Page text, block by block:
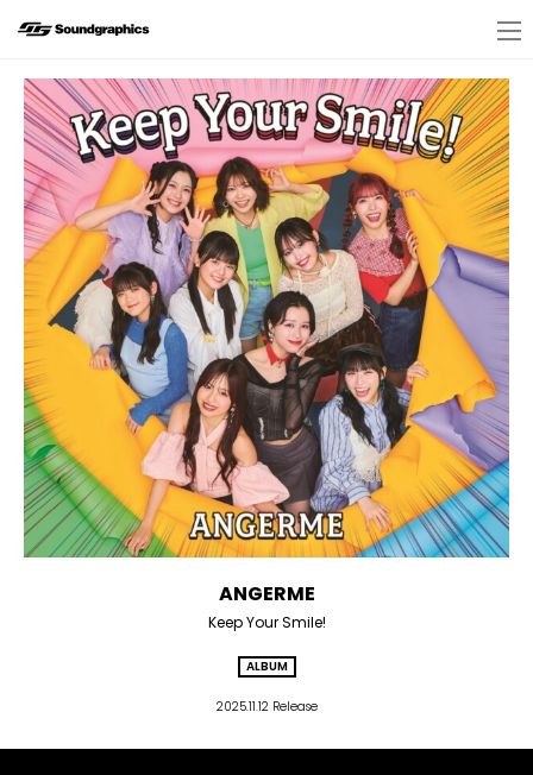
ANGERME
Keep Your Smile!
ALBUM
2025.11.12 Release